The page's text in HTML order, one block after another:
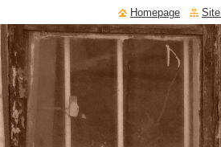
Homepage